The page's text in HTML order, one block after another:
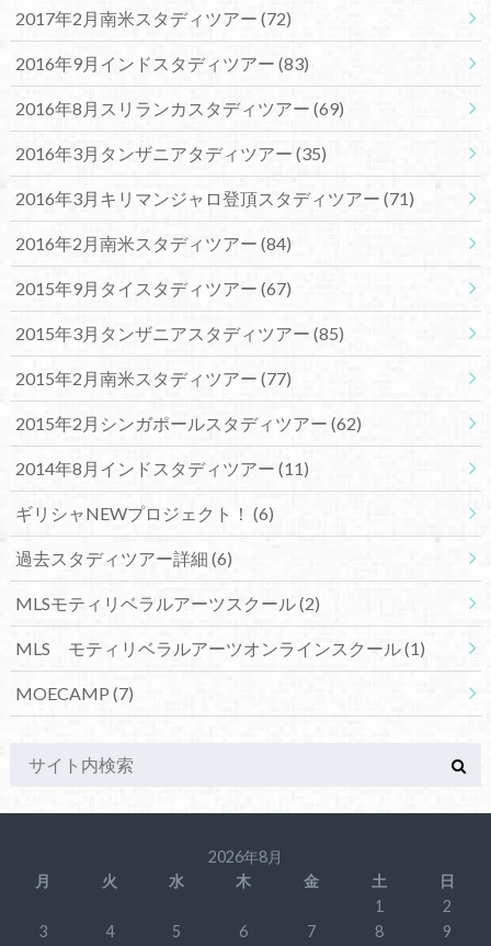
2017年2月南米スタディツアー (72)
2016年9月インドスタディツアー (83)
2016年8月スリランカスタディツアー (69)
2016年3月タンザニアタディツアー (35)
2016年3月キリマンジャロ登頂スタディツアー (71)
2016年2月南米スタディツアー (84)
2015年9月タイスタディツアー (67)
2015年3月タンザニアスタディツアー (85)
2015年2月南米スタディツアー (77)
2015年2月シンガポールスタディツアー (62)
2014年8月インドスタディツアー (11)
ギリシャNEWプロジェクト！ (6)
過去スタディツアー詳細 (6)
MLSモティリベラルアーツスクール(2)
MLS モティリベラルアーツオンラインスクール(1)
MOECAMP (7)
2026年8月
月
火 水 木 金 土
日
1
2
3
4 5 6 7 8
9